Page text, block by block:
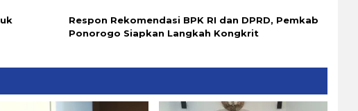
Respon Rekomendasi BPK RI dan DPRD, Pemkab
Ponorogo Siapkan Langkah Kongkrit